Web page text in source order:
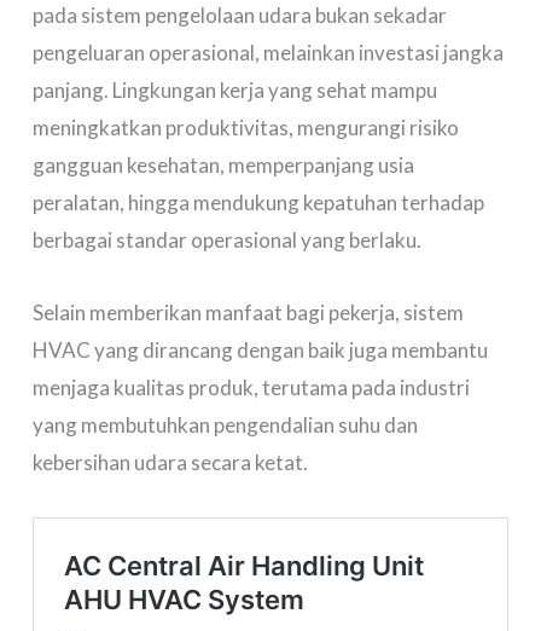
pada sistem pengelolaan udara bukan sekadar
pengeluaran operasional, melainkan investasi jangka
panjang. Lingkungan kerja yang sehat mampu
meningkatkan produktivitas, mengurangi risiko
gangguan kesehatan, memperpanjang usia
peralatan, hingga mendukung kepatuhan terhadap
berbagai standar operasional yang berlaku.
Selain memberikan manfaat bagi pekerja, sistem
HVAC yang dirancang dengan baik juga membantu
menjaga kualitas produk, terutama pada industri
yang membutuhkan pengendalian suhu dan
kebersihan udara secara ketat.